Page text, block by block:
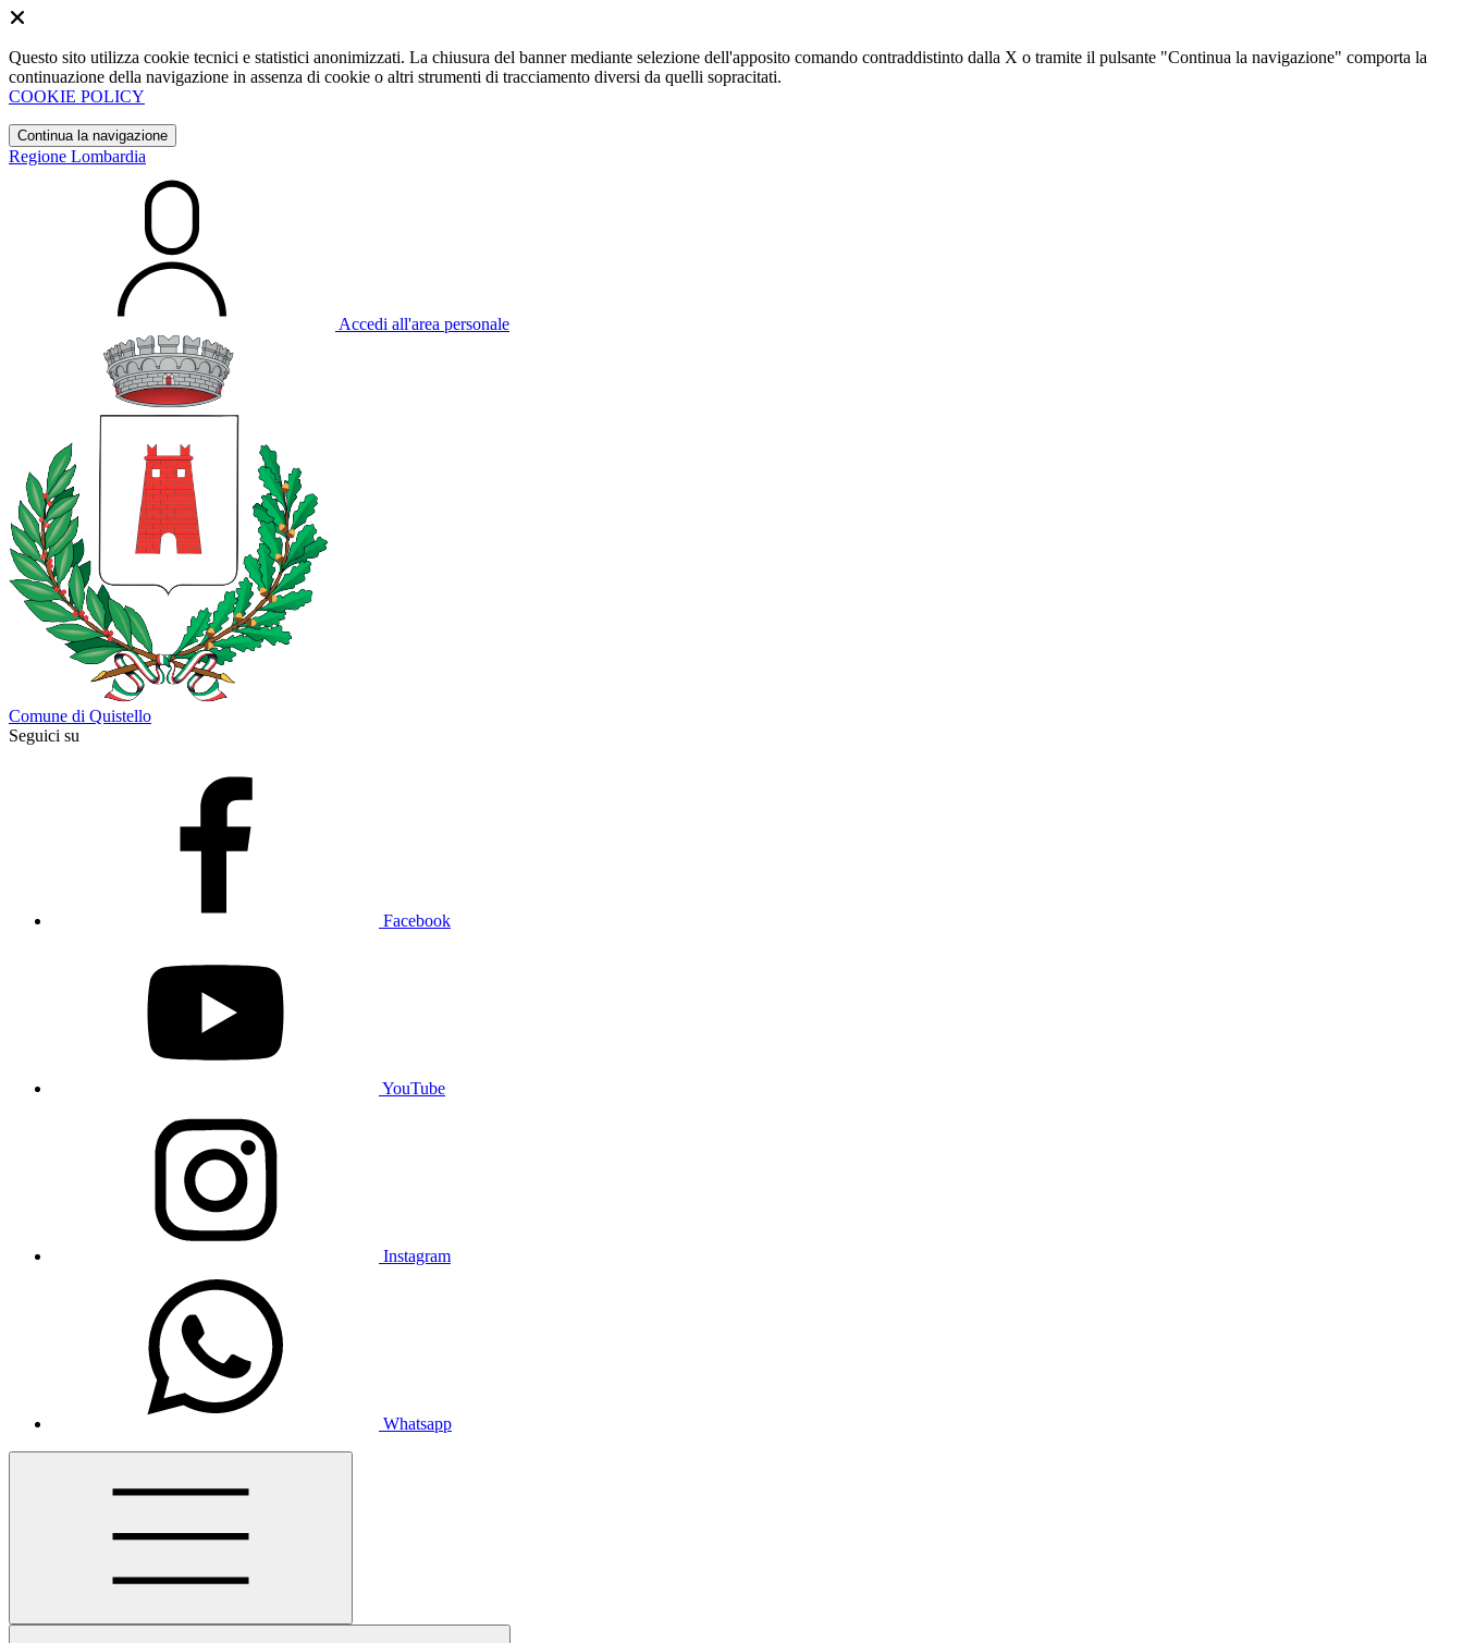
Questo sito utilizza cookie tecnici e statistici anonimizzati. La chiusura del banner mediante selezione dell'apposito comando contraddistinto dalla X o tramite il pulsante "Continua la navigazione" comporta la
continuazione della navigazione in assenza di cookie o altri strumenti di tracciamento diversi da quelli sopracitati.
COOKIE POLICY
Continua la navigazione
Regione Lombardia
Accedi all'area personale
Comune di Quistello
Seguici su
Facebook
YouTube
Instagram
Whatsapp